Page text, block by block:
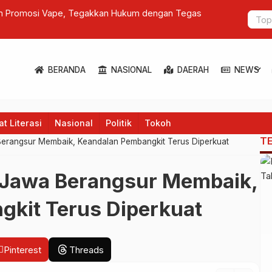
Sulsel Untuk Mitigasi Risiko Hukum Pada
BERANDA NASIONAL DAERAH NEWS
expand_more
Literasi Nasional Politik Tokoh
Membaik, Keandalan Pembangkit Terus Diperkuat
Berangsur Membaik,
Terus Diperkuat
Pinterest Threads